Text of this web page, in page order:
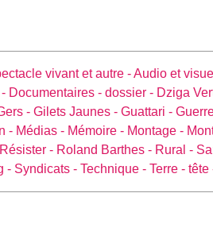
vivant et autre -Audio et
Documentaires - dossier - Dziga
- Gilets Jaunes - Guattari -
- Médias - Mémoire - Montage -
Résister - Roland Barthes - Rural -
- Syndicats - Technique - Terre - tête